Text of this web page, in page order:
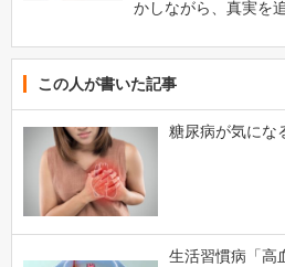
かしながら、真実を
この人が書いた記事
糖尿病が気にな
生活習慣病「高